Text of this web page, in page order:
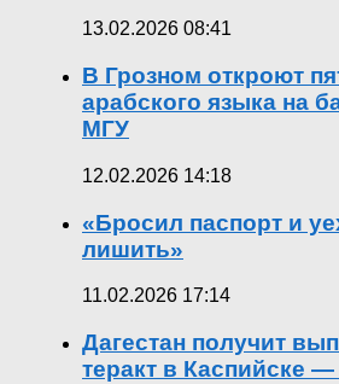
13.02.2026 08:41
В Грозном откроют
арабского языка на
МГУ
12.02.2026 14:18
«Бросил паспорт и
лишить»
11.02.2026 17:14
Дагестан получит
теракт в Каспийске